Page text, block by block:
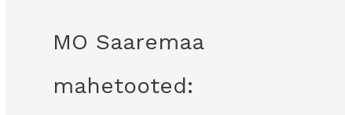
MO Saaremaa
mahetooted: